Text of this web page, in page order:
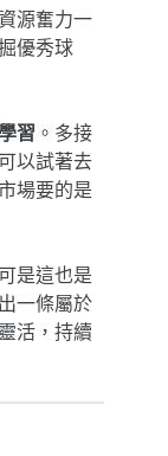
源奮力一
優秀球
習 。多接
以試著去
場要的是
是這也是
一條屬於
活，持續